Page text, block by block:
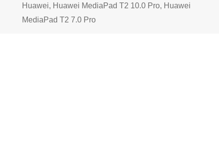
稿
日:
成
テ
Huawei, Huawei MediaPad T2 10.0 Pro, Huawei
MediaPad T2 7.0 Pro